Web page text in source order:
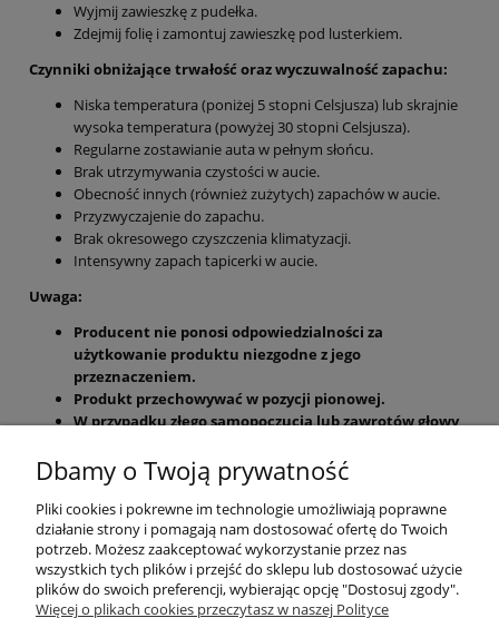
Wyjmij zawieszkę z pudełka.
Zdejmij folię i zamontuj zawieszkę pod lusterkiem.
Czynniki obniżające trwałość oraz wyczuwalność zapachu:
Niska temperatura (poniżej 5 stopni Celsjusza) lub skrajnie
wysoka temperatura (powyżej 30 stopni Celsjusza).
Regularne zostawianie auta w pełnym słońcu.
Brak utrzymywania czystości w aucie.
Obecność innych (również zużytych) zapachów w aucie.
Przyzwyczajenie do zapachu.
Brak okresowego czyszczenia klimatyzacji.
Intensywny zapach tapicerki w aucie.
Uwaga:
Producent nie ponosi odpowiedzialności za
użytkowanie produktu niezgodne z jego
przeznaczeniem.
Produkt przechowywać w pozycji pionowej.
W przypadku złego samopoczucia lub zawrotów głowy
Nie pozostawiać w temperaturze powyżej 75 stopni
Celsjusza.
Zmysłowy zapach uzyskany po aplikacji 5 dawek
perfum będzie utrzymywał się w Twoim samochodzie
nawet do kilku dni !
Pomoc
Dbamy o Twoją prywatność
Pliki cookies i pokrewne im technologie umożliwiają poprawne
działanie strony i pomagają nam dostosować ofertę do Twoich
potrzeb. Możesz zaakceptować wykorzystanie przez nas
wszystkich tych plików i przejść do sklepu lub dostosować użycie
plików do swoich preferencji, wybierając opcję "Dostosuj zgody".
Więcej o plikach cookies przeczytasz w naszej Polityce